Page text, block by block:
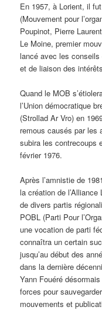
En 1957, à Lorient, il
(Mouvement pour
Poupinot, Pierre
Le Moine, premier
lancé avec les conseils
et de liaison des
Quand le MOB
l’Union démocratique
(Strollad Ar Vro) en
remous causés par les
subira les contrecoups
février 1976.
Après l’amnistie de
la création de
de divers partis
POBL (Parti Pour
une vocation de parti
connaîtra un certain
jusqu’au début des
dans la dernière
Yann Fouéré
forces pour
mouvements et